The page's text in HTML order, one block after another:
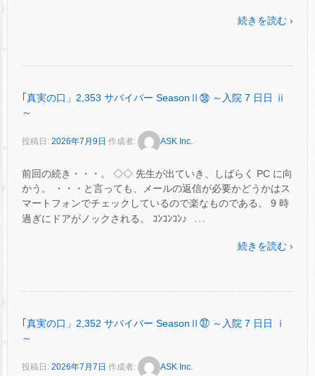
続きを読む ›
｢真実の口」2,353 サバイバー SeasonⅡ㊳ ～入院 7 日日 ⅱ
～
投稿日: 2026年7月9日 作成者: ASK Inc.
前回の続き・・・。 ◇◇ 先生が出ていき、しばらく PC に向
かう。 ・・・と言っても、メールの返信が必要かどうかはス
マートフォンでチェックしているので楽なものである。 9 時
過ぎにドアがノックされる。 ｺﾝｺﾝｺﾝ♪
…
続きを読む ›
｢真実の口」2,352 サバイバー SeasonⅡ㊲ ～入院 7 日日 ⅰ
～
投稿日: 2026年7月7日 作成者: ASK Inc.